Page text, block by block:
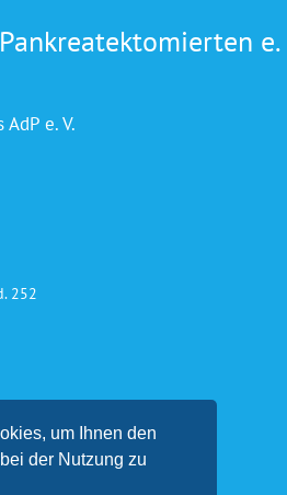
um Ihnen den
der Nutzung zu
e.
e. V.
252